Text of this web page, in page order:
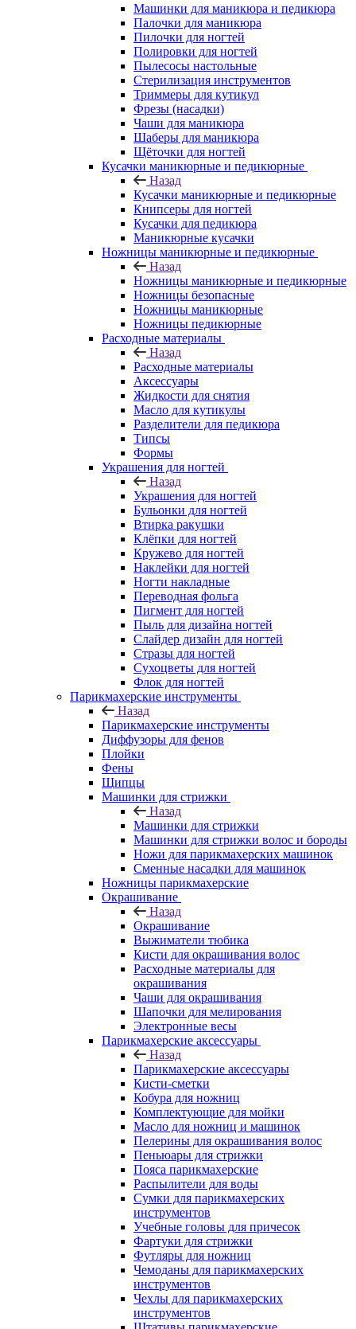
Машинки для маникюра и педикюра
Палочки для маникюра
Пилочки для ногтей
Полировки для ногтей
Пылесосы настольные
Стерилизация инструментов
Триммеры для кутикул
Фрезы (насадки)
Чаши для маникюра
Шаберы для маникюра
Щёточки для ногтей
Кусачки маникюрные и педикюрные
Назад
Кусачки маникюрные и педикюрные
Книпсеры для ногтей
Кусачки для педикюра
Маникюрные кусачки
Ножницы маникюрные и педикюрные
Назад
Ножницы маникюрные и педикюрные
Ножницы безопасные
Ножницы маникюрные
Ножницы педикюрные
Расходные материалы
Назад
Расходные материалы
Аксессуары
Жидкости для снятия
Масло для кутикулы
Разделители для педикюра
Типсы
Формы
Украшения для ногтей
Назад
Украшения для ногтей
Бульонки для ногтей
Втирка ракушки
Клёпки для ногтей
Кружево для ногтей
Наклейки для ногтей
Ногти накладные
Переводная фольга
Пигмент для ногтей
Пыль для дизайна ногтей
Слайдер дизайн для ногтей
Стразы для ногтей
Сухоцветы для ногтей
Флок для ногтей
Парикмахерские инструменты
Назад
Парикмахерские инструменты
Диффузоры для фенов
Плойки
Фены
Щипцы
Машинки для стрижки
Назад
Машинки для стрижки
Машинки для стрижки волос и бороды
Ножи для парикмахерских машинок
Сменные насадки для машинок
Ножницы парикмахерские
Окрашивание
Назад
Окрашивание
Выжиматели тюбика
Кисти для окрашивания волос
Расходные материалы для
окрашивания
Чаши для окрашивания
Шапочки для мелирования
Электронные весы
Парикмахерские аксессуары
Назад
Парикмахерские аксессуары
Кисти-сметки
Кобура для ножниц
Комплектующие для мойки
Масло для ножниц и машинок
Пелерины для окрашивания волос
Пеньюары для стрижки
Пояса парикмахерские
Распылители для воды
Сумки для парикмахерских
инструментов
Учебные головы для причесок
Фартуки для стрижки
Футляры для ножниц
Чемоданы для парикмахерских
инструментов
Чехлы для парикмахерских
инструментов